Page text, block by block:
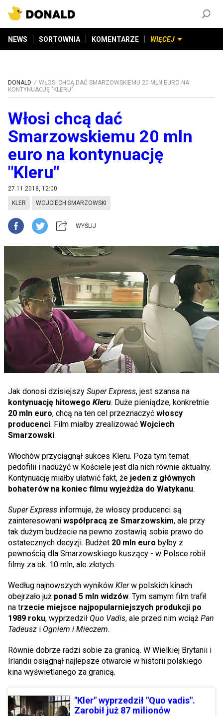
NEWS SORTOWNIA KOMENTARZE WIĘCEJ
DONALD
WŁOSI CHCĄ DAĆ SMARZOWSKIEMU 20 MLN EURO NA
KONTYNUACJĘ "KLERU"
Włosi chcą dać
Smarzowskiemu 20 mln
euro na kontynuację
"Kleru"
27.11.2018, 12:00
KLER WOJCIECH SMARZOWSKI
WYŚLIJ
Jak donosi dzisiejszy Super Express, jest szansa na
kontynuację hitowego Kleru. Duże pieniądze, konkretnie
20 mln euro, chcą na ten cel przeznaczyć włoscy
producenci. Film miałby zrealizować Wojciech
Smarzowski.
Włochów przyciągnął sukces Kleru. Poza tym temat
pedofilii i nadużyć w Kościele jest dla nich równie aktualny.
Kontynuację miałby ułatwić fakt, że jeden z głównych
bohaterów na koniec filmu wyjeżdża do Watykanu.
Super Express informuje, że włoscy producenci są
zainteresowani współpracą ze Smarzowskim, ale przy
tak dużym budżecie na pewno zostawią sobie prawo do
ostatecznych decyzji. Budżet 20 mln euro byłby z
pewnością dla Smarzowskiego kuszący - w Polsce robił
filmy za ok. 10 mln, ale złotych.
Według najnowszych wyników Klerw polskich kinach
obejrzało już ponad 5 mln widzów. Tym samym film trafił
na trzecie miejsce najpopularniejszych produkcji po
1989 roku, wyprzedził Quo Vadis, ale przed nim wciąż Pan
Tadeusz i Ogniem i Mieczem.
Równie dobrze radzi sobie za granicą. W Wielkiej Brytanii i
Irlandii osiągnął najlepsze otwarcie w historii polskiego
kina wyświetlanego za granicą.
"Kler" wyprzedził "Quo vadis".
Zarobił już 87 milionów